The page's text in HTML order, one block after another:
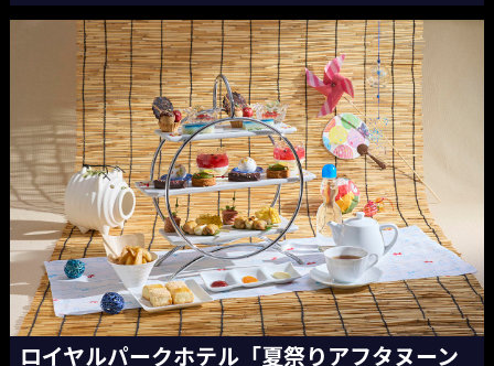
ロイヤルパークホテル「夏祭りアフタヌーン